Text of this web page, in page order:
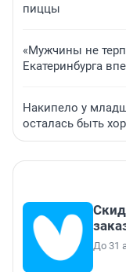
пиццы
«Мужчины не
Екатеринбурга
Накипело у
осталась быть
До 31